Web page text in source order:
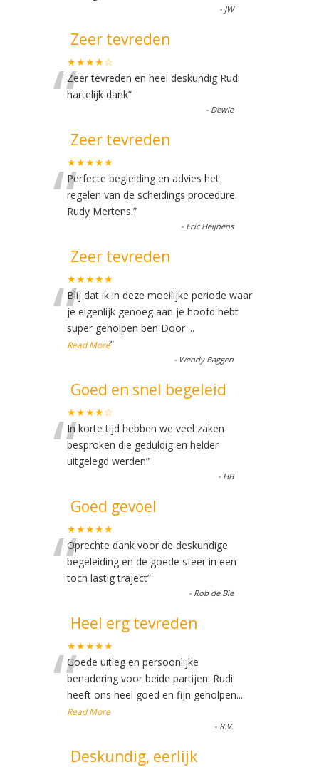
- JW
Zeer tevreden
★★★★☆
“Zeer tevreden en heel deskundig Rudi
hartelijk dank”
- Dewie
Zeer tevreden
★★★★★
“Perfecte begleiding en advies het
regelen van de scheidings procedure.
Rudy Mertens.”
- Eric Heijnens
Zeer tevreden
★★★★★
“Blij dat ik in deze moeilijke periode waar
je eigenlijk genoeg aan je hoofd hebt
super geholpen ben Door ...
Read More”
- Wendy Baggen
Goed en snel begeleid
★★★★☆
“In korte tijd hebben we veel zaken
besproken die geduldig en helder
uitgelegd werden”
- HB
Goed gevoel
★★★★★
“Oprechte dank voor de deskundige
begeleiding en de goede sfeer in een
toch lastig traject”
- Rob de Bie
Heel erg tevreden
★★★★★
“Goede uitleg en persoonlijke
benadering voor beide partijen. Rudi
heeft ons heel goed en fijn geholpen....
Read More
- R.V.
Deskundig, eerlijk